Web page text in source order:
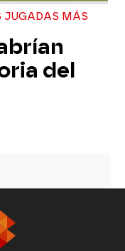
JUGADAS MÁS
del